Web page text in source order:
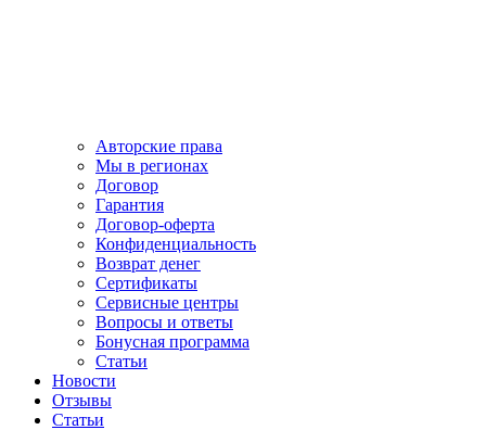
Авторские права
Мы в регионах
Договор
Гарантия
Договор-оферта
Конфиденциальность
Возврат денег
Сертификаты
Сервисные центры
Вопросы и ответы
Бонусная программа
Статьи
Новости
Отзывы
Статьи